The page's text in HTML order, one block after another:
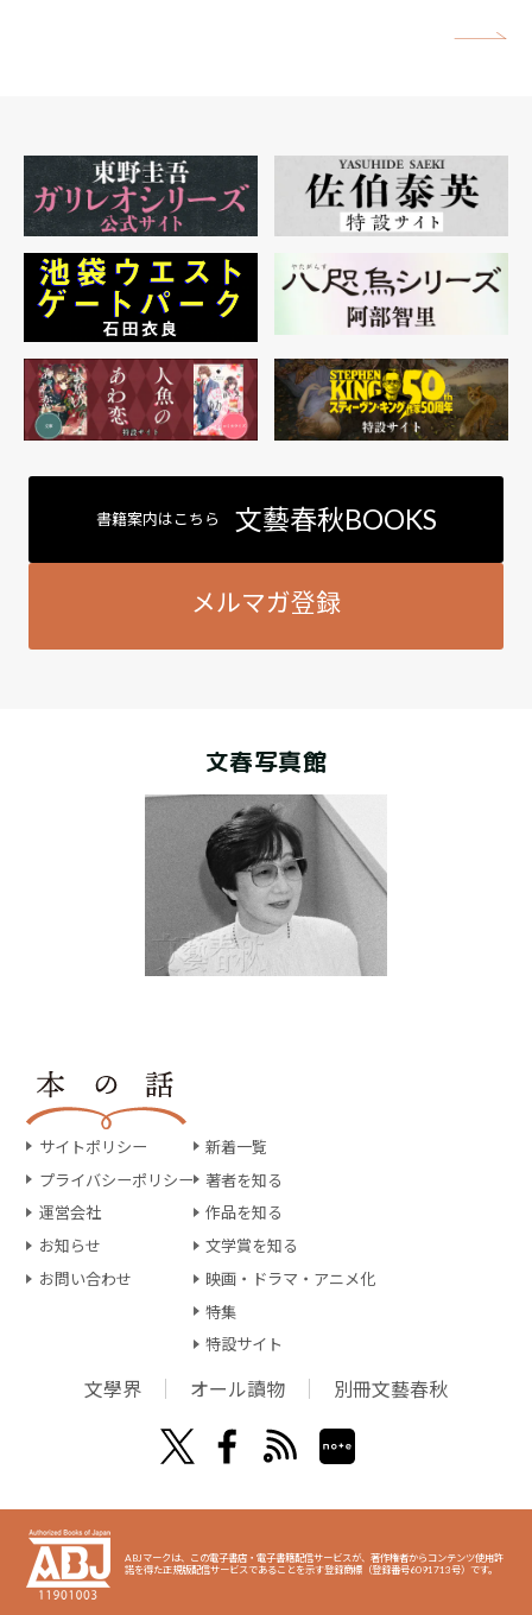
書籍案内はこちら 文藝春秋BOOKS
メルマガ登録
文春写真館
サイトポリシー
プライバシーポリシー
運営会社
お知らせ
お問い合わせ
新着一覧
著者を知る
作品を知る
文学賞を知る
映画・ドラマ・アニメ化
特集
特設サイト
文學界 オール讀物 別冊文藝春秋
ABJマークは、この電子書店・電子書籍配信サービスが、著作権者からコンテンツ使用許
諾を得た正規版配信サービスであることを示す登録商標（登録番号6091713号）です。